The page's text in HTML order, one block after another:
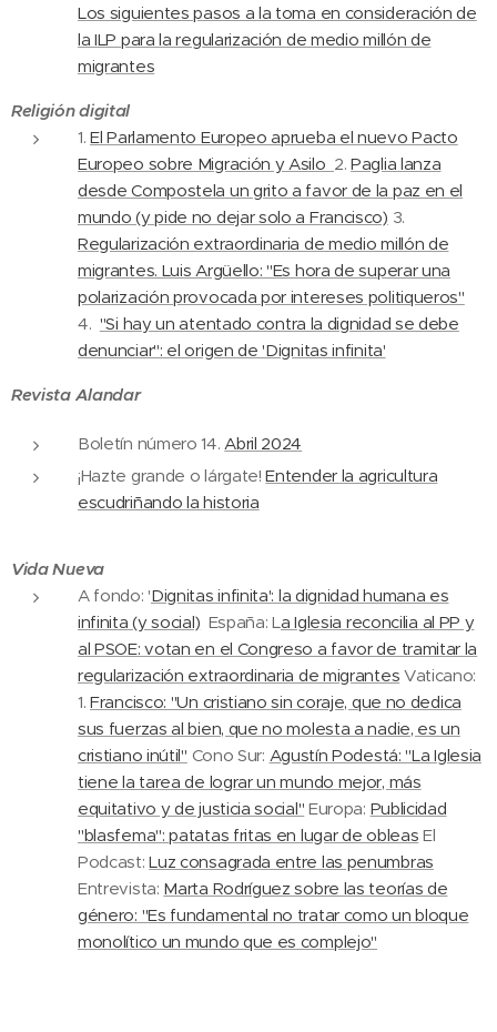
Los siguientes pasos a la toma en consideración de
la ILP para la regularización de medio millón de
migrantes
Religión digital
1.El Parlamento Europeo aprueba el nuevo Pacto
Europeo sobre Migración y Asilo 2.Paglia lanza
desde Compostela un grito a favor de la paz en el
mundo (y pide no dejar solo a Francisco) 3.
Regularización extraordinaria de medio millón de
migrantes. Luis Argüello: "Es hora de superar una
polarización provocada por intereses politiqueros"
4. "Si hay un atentado contra la dignidad se debe
denunciar": el origen de 'Dignitas infinita'
Revista Alandar
Boletín número 14. Abril 2024
¡Hazte grande o lárgate!Entender la agricultura
escudriñando la historia
Vida Nueva
A fondo: 'Dignitas infinita': la dignidad humana es
infinita (y social) España: L a Iglesia reconcilia al PP y
al PSOE: votan en el Congreso a favor de tramitar la
regularización extraordinaria de migrantes Vaticano:
1.Francisco: "Un cristiano sin coraje, que no dedica
sus fuerzas al bien, que no molesta a nadie, es un
cristiano inútil" Cono Sur: Agustín Podestá: "La Iglesia
tiene la tarea de lograr un mundo mejor, más
equitativo y de justicia social" Europa: Publicidad
"blasfema": patatas fritas en lugar de obleas El
Podcast:Luz consagrada entre las penumbras
Entrevista: Marta Rodríguez sobre las teorías de
género: "Es fundamental no tratar como un bloque
monolítico un mundo que es complejo"